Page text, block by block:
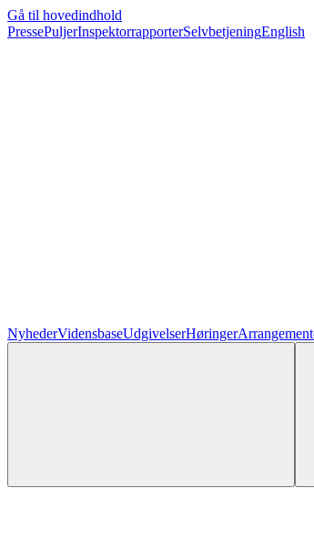
Gå til hovedindhold
PressePuljerInspektorrapporterSelvbetjeningEnglish
NyhederVidensbaseUdgivelserHøringer